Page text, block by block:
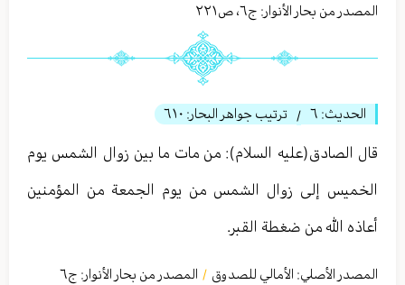
المصدر من بحار الأنوار: ج٦، ص٢٢١
الحديث: ٦ / ترتيب جواهر البحار: ٦١٠
قال الصادق(عليه السلام): من مات ما بين زوال الشمس يوم
الخميس إلى زوال الشمس من يوم الجمعة من المؤمنين
أعاذه الله من ضغطة القبر.
المصدر الأصلي: الأمالي للصدوق / المصدر من بحار الأنوار: ج٦